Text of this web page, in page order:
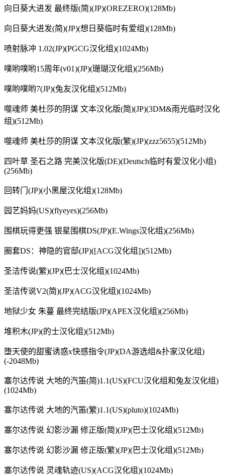
向日葵大进发 最终版(简)(JP)(OREZERO)(128Mb)
向日葵大进发(简)(JP)(想日葵临时有爱组)(128Mb)
喷射脉冲 1.02(JP)(PGCG汉化组)(1024Mb)
噗哟噗哟15周年(v01)(JP)(珊瑚汉化组)(256Mb)
噗哟噗哟7(JP)(兔友汉化组)(512Mb)
噬魂师 美杜莎的阴谋 文本汉化版(简)(JP)(3DM&雨光临时汉化
组)(512Mb)
噬魂师 美杜莎的阴谋 文本汉化版(繁)(JP)(zzz5655)(512Mb)
四叶草 圣石之路 完美汉化版(DE)(Deutsch临时有爱汉化小组)
(256Mb)
回转门(JP)(小黑屋汉化组)(128Mb)
园艺妈妈(US)(flyeyes)(256Mb)
围棋玩得更强 银星围棋DS(JP)(E.Wings汉化组)(256Mb)
圈套DS：神隐的官邸(JP)([ACG汉化组])(512Mb)
圣洁传说(繁)(JP)(巴士汉化组)(1024Mb)
圣洁传说V2(简)(JP)(ACG汉化组)(1024Mb)
地狱少女 朱蔓 最终完结版(JP)(APEX汉化组)(256Mb)
堆积木(JP)(的士汉化组)(512Mb)
堕天使的甜蜜诱惑x快感指令(JP)(DA游选组&扑家汉化组)
(-2048Mb)
塞尔达传说 大地的汽笛(简)1.1(US)(FCU汉化组和兔友汉化组)
(1024Mb)
塞尔达传说 大地的汽笛(繁)1.1(US)(рluto)(1024Mb)
塞尔达传说 幻影沙漏 修正版(简)(JP)(巴士汉化组)(512Mb)
塞尔达传说 幻影沙漏 修正版(繁)(JP)(巴士汉化组)(512Mb)
塞尔达传说 灵魂轨迹(US)(ACG汉化组)(1024Mb)